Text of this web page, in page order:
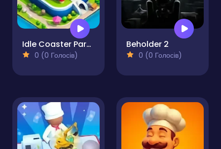
Idle Coaster Park Game
0 (0 Голосів)
Beholder 2
0 (0 Голосів)